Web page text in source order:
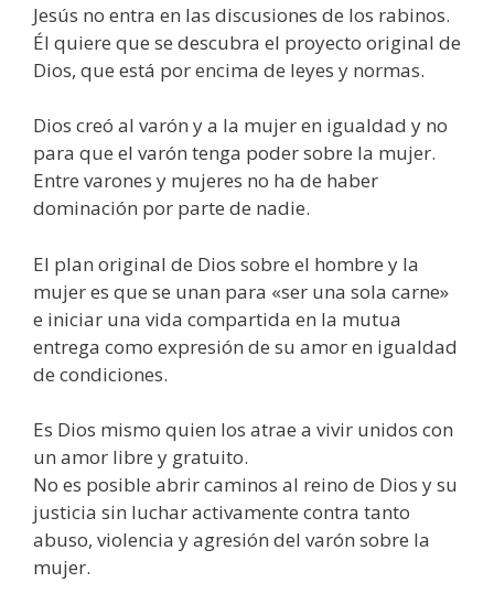
Jesús no entra en las discusiones de los rabinos.
Él quiere que se descubra el proyecto original de
Dios, que está por encima de leyes y normas.
Dios creó al varón y a la mujer en igualdad y no
para que el varón tenga poder sobre la mujer.
Entre varones y mujeres no ha de haber
dominación por parte de nadie.
El plan original de Dios sobre el hombre y la
mujer es que se unan para «ser una sola carne»
e iniciar una vida compartida en la mutua
entrega como expresión de su amor en igualdad
de condiciones.
Es Dios mismo quien los atrae a vivir unidos con
un amor libre y gratuito.
No es posible abrir caminos al reino de Dios y su
justicia sin luchar activamente contra tanto
abuso, violencia y agresión del varón sobre la
mujer.